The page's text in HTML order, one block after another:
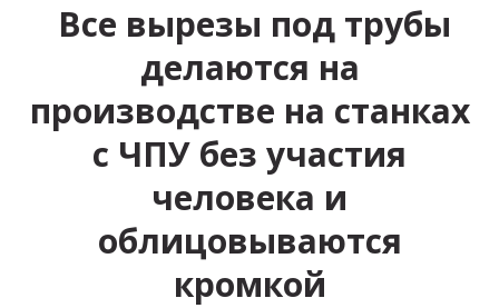
Все вырезы под трубы
делаются на
производстве на станках
с ЧПУ без участия
человека и
облицовываются
кромкой